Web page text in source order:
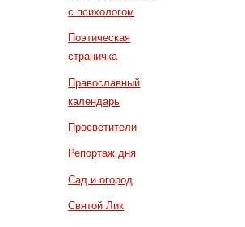
с психологом
Поэтическая
страничка
Православный
календарь
Просветители
Репортаж дня
Сад и огород
Святой Лик